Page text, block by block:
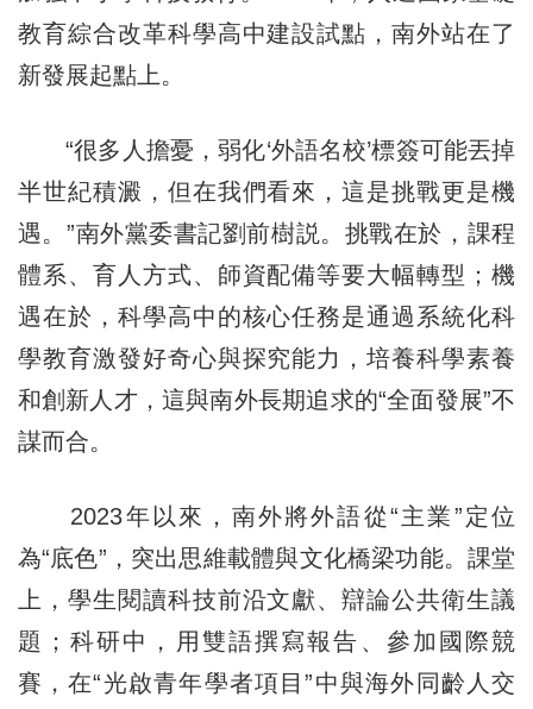
教育綜合改革科學高中建設試點，南外站在了
新發展起點上。
“很多人擔憂，弱化‘外語名校’標簽可能丟掉
半世紀積澱，但在我們看來，這是挑戰更是機
遇。”南外黨委書記劉前樹説。挑戰在於，課程
體系、育人方式、師資配備等要大幅轉型；機
遇在於，科學高中的核心任務是通過系統化科
學教育激發好奇心與探究能力，培養科學素養
和創新人才，這與南外長期追求的“全面發展”不
謀而合。
2023年以來，南外將外語從“主業”定位
為“底色”，突出思維載體與文化橋梁功能。課堂
上，學生閱讀科技前沿文獻、辯論公共衛生議
題；科研中，用雙語撰寫報告、參加國際競
賽，在“光啟青年學者項目”中與海外同齡人交